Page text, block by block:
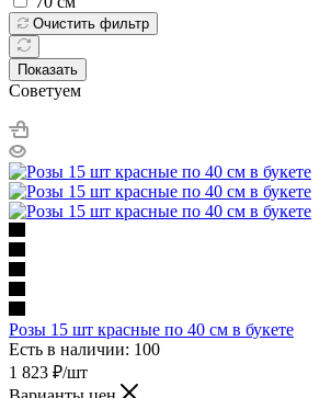
Очистить фильтр
Показать
Советуем
Розы 15 шт красные по 40 см в букете
Есть в наличии: 100
1 823 ₽/шт